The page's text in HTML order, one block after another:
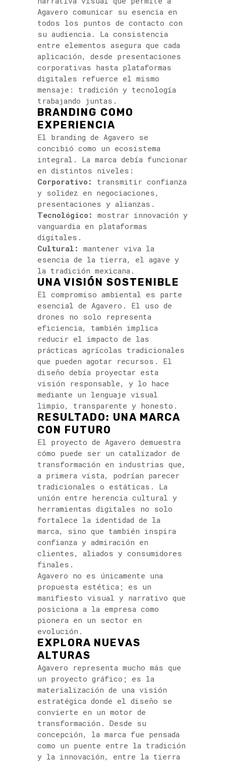
Agavero comunicar su esencia en
todos los puntos de contacto con
su audiencia. La consistencia
entre elementos asegura que cada
aplicación, desde presentaciones
corporativas hasta plataformas
digitales refuerce el mismo
mensaje: tradición y tecnología
trabajando juntas.
BRANDING COMO
EXPERIENCIA
El branding de Agavero se
concibió como un ecosistema
integral. La marca debía funcionar
en distintos niveles:
Corporativo:
transmitir confianza
y solidez en negociaciones,
presentaciones y alianzas.
Tecnológico: mostrar innovación y
vanguardia en plataformas
digitales.
Cultural: mantener viva la
esencia de la tierra, el agave y
la tradición mexicana.
UNA VISIÓN SOSTENIBLE
El compromiso ambiental es parte
esencial de Agavero. El uso de
drones no solo representa
eficiencia, también implica
reducir el impacto de las
prácticas agrícolas tradicionales
que pueden agotar recursos. El
diseño debía proyectar esta
visión responsable, y lo hace
mediante un lenguaje visual
limpio, transparente y honesto.
RESULTADO: UNA MARCA
CON FUTURO
El proyecto de Agavero demuestra
cómo puede ser un catalizador de
transformación en industrias que,
a primera vista, podrían parecer
tradicionales o estáticas. La
unión entre herencia cultural y
herramientas digitales no solo
fortalece la identidad de la
marca, sino que también inspira
confianza y admiración en
clientes, aliados y consumidores
finales.
Agavero no es únicamente una
propuesta estética; es un
manifiesto visual y narrativo que
posiciona a la empresa como
pionera en un sector en
evolución.
EXPLORA NUEVAS
ALTURAS
Agavero representa mucho más que
un proyecto gráfico; es la
materialización de una visión
estratégica donde el diseño se
convierte en un motor de
transformación. Desde su
concepción, la marca fue pensada
como un puente entre la tradición
y la innovación, entre la tierra